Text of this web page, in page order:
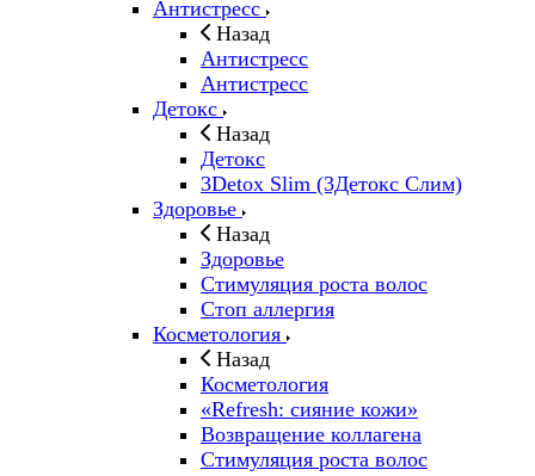
Антистресс
Назад
Антистресс
Антистресс
Детокс
Назад
Детокс
3Detox Slim (3Детокс Слим)
Здоровье
Назад
Здоровье
Стимуляция роста волос
Стоп аллергия
Косметология
Назад
Косметология
«Refresh: сияние кожи»
Возвращение коллагена
Стимуляция роста волос